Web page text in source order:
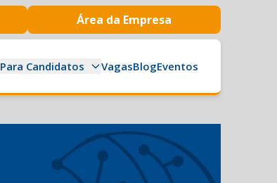
Área da Empresa
Para Candidatos VagasBlogEventos